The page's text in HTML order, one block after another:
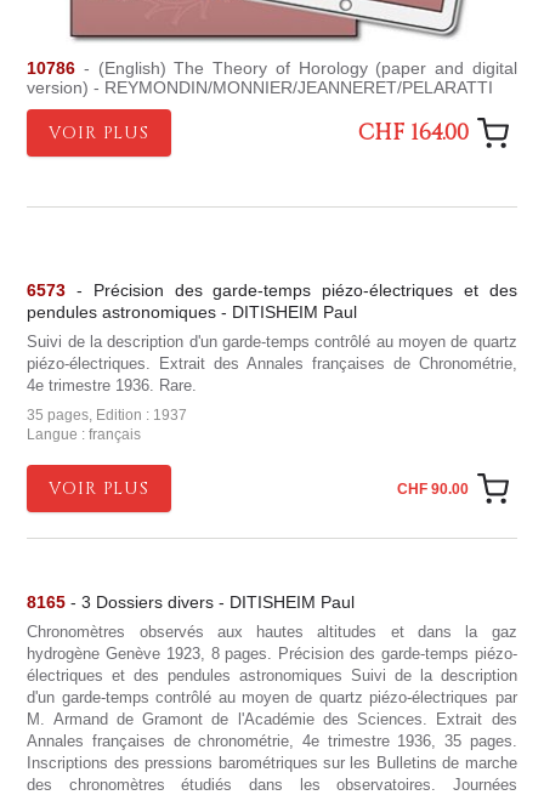
10786 - (English) The Theory of Horology (paper and digital
version) - REYMONDIN/MONNIER/JEANNERET/PELARATTI
VOIR PLUS CHF 164.00
6573 - Précision des garde-temps piézo-électriques et des
pendules astronomiques - DITISHEIM Paul
Suivi de la description d'un garde-temps contrôlé au moyen de quartz
piézo-électriques. Extrait des Annales françaises de Chronométrie,
4e trimestre 1936. Rare.
35 pages, Edition : 1937
Langue : français
VOIR PLUS CHF 90.00
8165 - 3 Dossiers divers - DITISHEIM Paul
Chronomètres observés aux hautes altitudes et dans la gaz
hydrogène Genève 1923, 8 pages. Précision des garde-temps piézo-
électriques et des pendules astronomiques Suivi de la description
d'un garde-temps contrôlé au moyen de quartz piézo-électriques par
M. Armand de Gramont de l'Académie des Sciences. Extrait des
Annales françaises de chronométrie, 4e trimestre 1936, 35 pages.
Inscriptions des pressions barométriques sur les Bulletins de marche
des chronomètres étudiés dans les observatoires. Journées